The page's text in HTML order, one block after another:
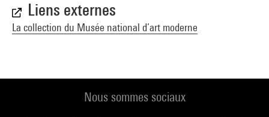
Liens externes
La collection du Musée national d’art moderne
Nous sommes sociaux